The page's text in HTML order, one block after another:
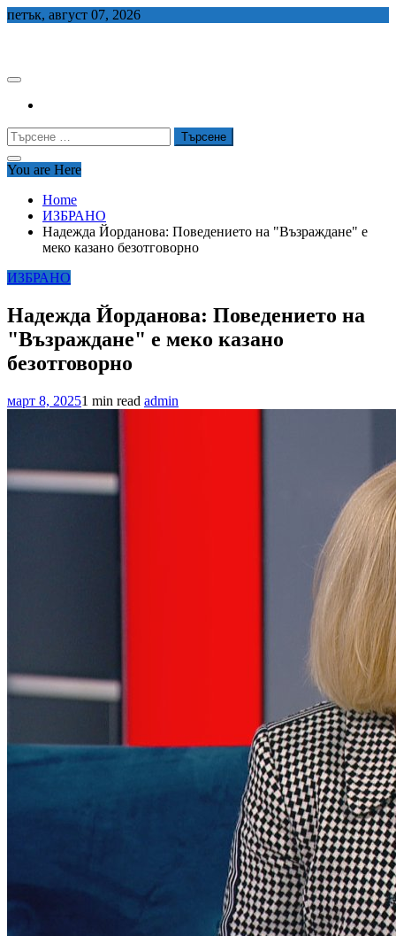
Skip
петък, август 07, 2026
Търсене
за:
You are Here
Home
ИЗБРАНО
Надежда Йорданова: Поведението на "Възраждане" е
меко казано безотговорно
ИЗБРАНО
Надежда Йорданова: Поведението на
"Възраждане" е меко казано
безотговорно
март 8, 20251 min read admin